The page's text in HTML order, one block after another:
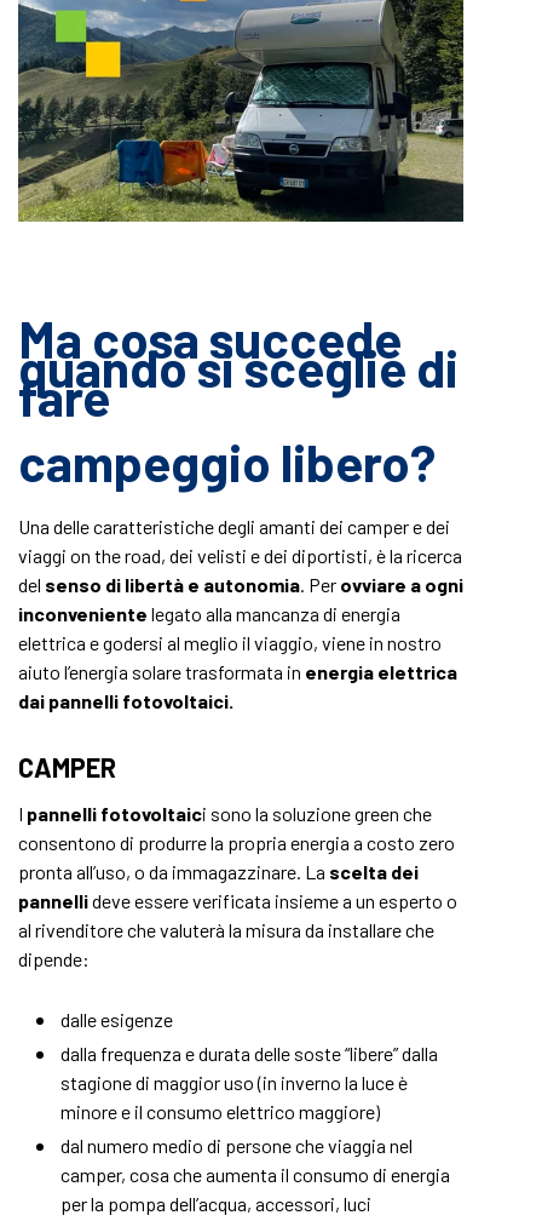
Ma cosa succede
quando si sceglie di
fare
campeggio libero?
Una delle caratteristiche degli amanti dei camper e dei
viaggi on the road, dei velisti e dei diportisti, è la ricerca
del senso di libertà e autonomia. Per ovviare a ogni
inconveniente legato alla mancanza di energia
elettrica e godersi al meglio il viaggio, viene in nostro
aiuto l’energia solare trasformata in energia elettrica
dai pannelli fotovoltaici.
CAMPER
I pannelli fotovoltaici sono la soluzione green che
consentono di produrre la propria energia a costo zero
pronta all’uso, o da immagazzinare. La scelta dei
pannellideve essere verificata insieme a un esperto o
al rivenditore che valuterà la misura da installare che
dipende:
dalle esigenze
dalla frequenza e durata delle soste “libere” dalla
stagione di maggior uso (in inverno la luce è
minore e il consumo elettrico maggiore)
dal numero medio di persone che viaggia nel
camper, cosa che aumenta il consumo di energia
per la pompa dell’acqua, accessori, luci